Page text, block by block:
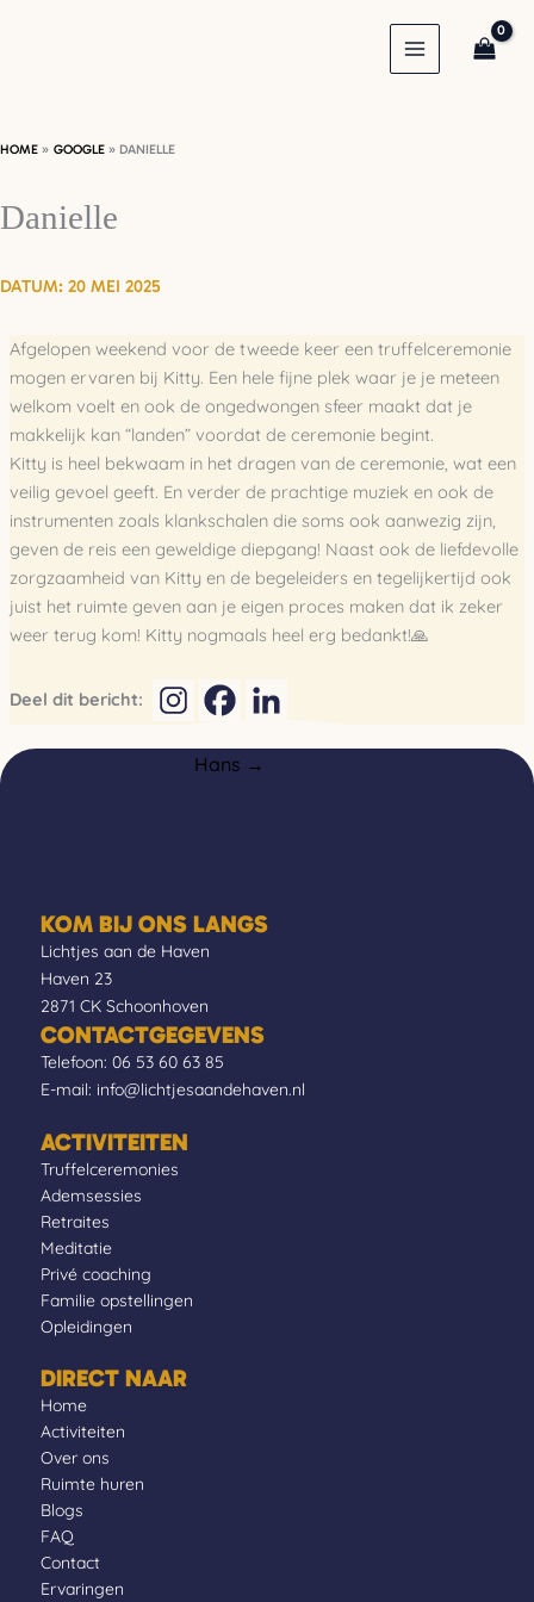
HOME GOOGLE DANIELLE
Danielle
20 MEI 2025
Afgelopen weekend voor de tweede keer een truffelceremonie
mogen ervaren bij Kitty. Een hele fijne plek waar je je meteen
welkom voelt en ook de ongedwongen sfeer maakt dat je
makkelijk kan “landen” voordat de ceremonie begint.
Kitty is heel bekwaam in het dragen van de ceremonie, wat een
veilig gevoel geeft. En verder de prachtige muziek en ook de
instrumenten zoals klankschalen die soms ook aanwezig zijn,
geven de reis een geweldige diepgang! Naast ook de liefdevolle
zorgzaamheid van Kitty en de begeleiders en tegelijkertijd ook
juist het ruimte geven aan je eigen proces maken dat ik zeker
weer terug kom! Kitty nogmaals heel erg bedankt!🙏
Deel dit bericht:
Hans →
KOM BIJ ONS LANGS
Lichtjes aan de Haven
Haven 23
2871 CK Schoonhoven
CONTACTGEGEVENS
Telefoon: 06 53 60 63 85
E-mail: info@lichtjesaandehaven.nl
ACTIVITEITEN
Truffelceremonies
Ademsessies
Retraites
Meditatie
Privé coaching
Familie opstellingen
Opleidingen
DIRECT NAAR
Home
Activiteiten
Over ons
Ruimte huren
Blogs
FAQ
Contact
Ervaringen